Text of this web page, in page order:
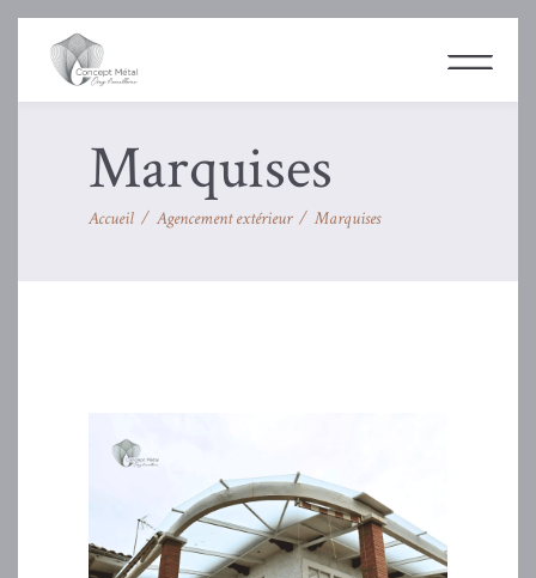
Marquises
Accueil / Agencement extérieur/ Marquises